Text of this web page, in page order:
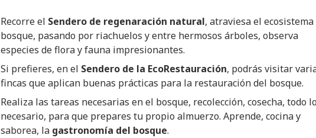
Recorre el Sendero de regenaración natural, atraviesa el ecosistema
bosque, pasando por riachuelos y entre hermosos árboles, observa
especies de flora y fauna impresionantes.
Si prefieres, en el Sendero de la EcoRestauración, podrás visitar
fincas que aplican buenas prácticas para la restauración del bosque.
Realiza las tareas necesarias en el bosque, recolección, cosecha, todo lo
necesario, para que prepares tu propio almuerzo. Aprende, cocina y
saborea, la gastronomía del bosque.